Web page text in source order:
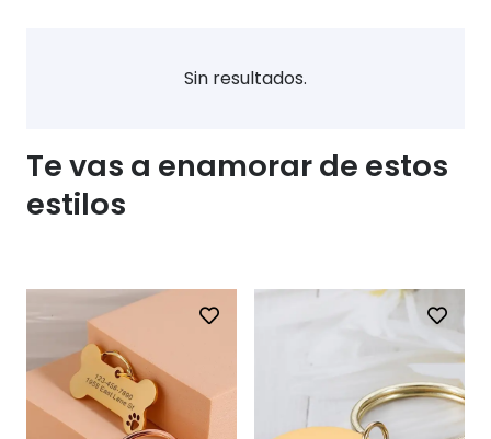
Sin resultados.
Te vas a enamorar de estos
estilos